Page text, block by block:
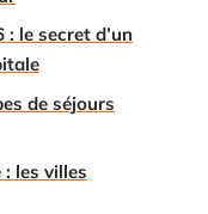
le secret d’un
de séjours
les villes